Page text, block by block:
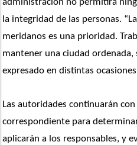
administración no permitirá
la integridad de las personas.
meridanos es una prioridad.
mantener una ciudad ordenada,
expresado en distintas
Las autoridades continuarán
correspondiente para
aplicarán a los responsables, y